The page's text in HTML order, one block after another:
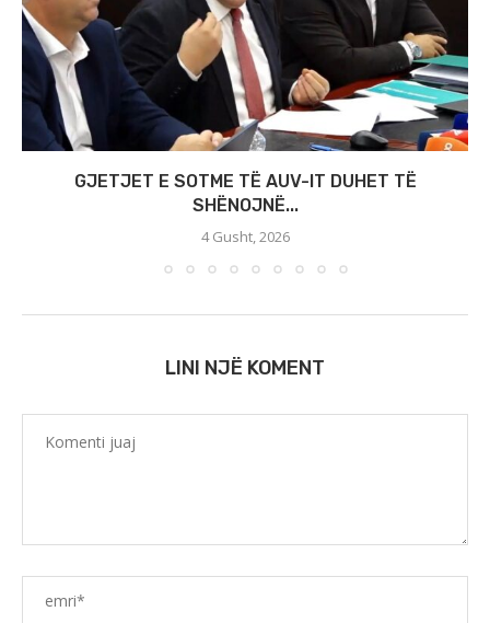
GJETJET E SOTME TË AUV-IT DUHET TË
SHËNOJNË...
4 Gusht, 2026
LINI NJË KOMENT